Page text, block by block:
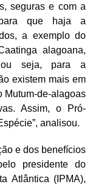
seguras e com a
para que haja a
a exemplo do
alagoana,
ou seja, para a
existem mais em
Mutum-de-alagoas
Assim, o Pró-
analisou.
e dos benefícios
presidente do
Atlântica (IPMA),